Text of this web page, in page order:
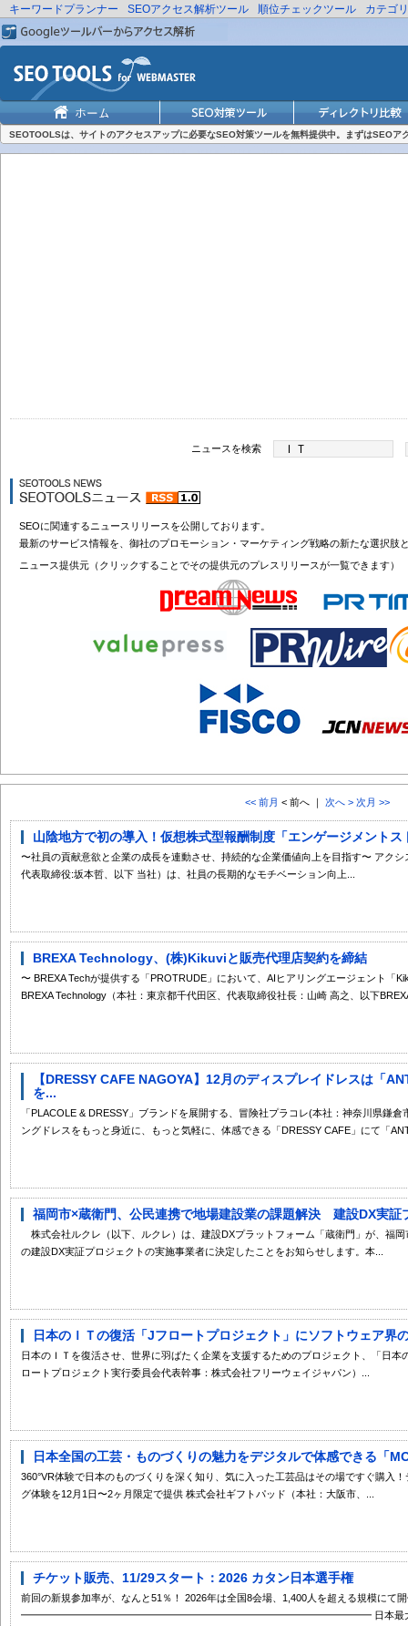
キーワードプランナー SEOアクセス解析ツール 順位チェックツール カテゴ
SEOTOOLSは、サイトのアクセスアップに必要なSEO対策ツールを無料提供中。まずはSEOア
ニュースを検索
SEOに関連するニュースリリースを公開しております。
最新のサービス情報を、御社のプロモーション・マーケティング戦略の新たな選択肢
ニュース提供元（クリックすることでその提供元のプレスリリースが一覧できます）
<< 前月 < 前へ ｜ 次へ > 次月 >>
山陰地方で初の導入！仮想株式型報酬制度「エンゲージメントス
〜社員の貢献意欲と企業の成長を連動させ、持続的な企業価値向上を目指す〜 アク
代表取締役:坂本哲、以下 当社）は、社員の長期的なモチベーション向上...
BREXA Technology、(株)Kikuviと販売代理店契約を締結
〜 BREXA Techが提供する「PROTRUDE」において、AIヒアリングエージェント「
BREXA Technology（本社：東京都千代田区、代表取締役社長：山崎 高之、以下
【DRESSY CAFE NAGOYA】12月のディスプレイドレスは「
を...
「PLACOLE & DRESSY」ブランドを展開する、冒険社プラコレ(本社：神奈川県鎌
ングドレスをもっと身近に、もっと気軽に、体感できる「DRESSY CAFE」にて「
福岡市×蔵衛門、公民連携で地場建設業の課題解決 建設DX実証
株式会社ルクレ（以下、ルクレ）は、建設DXプラットフォーム「蔵衛門」が、福
の建設DX実証プロジェクトの実施事業者に決定したことをお知らせします。本...
日本のＩＴの復活「Jフロートプロジェクト」にソフトウェア界
日本のＩＴを復活させ、世界に羽ばたく企業を支援するためのプロジェクト、「日
ロートプロジェクト実行委員会代表幹事：株式会社フリーウェイジャパン）...
日本全国の工芸・ものづくりの魅力をデジタルで体感できる「
360°VR体験で日本のものづくりを深く知り、気に入った工芸品はその場ですぐ購入
グ体験を12月1日〜2ヶ月限定で提供 株式会社ギフトパッド（本社：大阪市、...
チケット販売、11/29スタート：2026 カタン日本選手権
前回の新規参加率が、なんと51％！ 2026年は全国8会場、1,400人を超える規模にて
━━━━━━━━━━━━━━━━━━━━━━━━━━━━━━━━━━━ 日本最大の